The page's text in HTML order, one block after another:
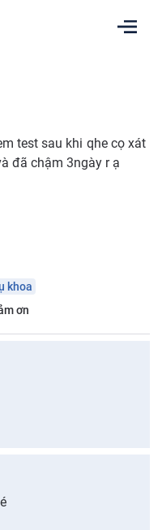
test sau khi qhe cọ xát
đã chậm 3ngày r ạ
khoa
ơn